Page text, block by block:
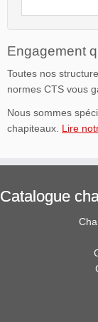
Engagement
Toutes nos
normes CTS vous
Nous sommes
chapiteaux. Lire
Catalogue